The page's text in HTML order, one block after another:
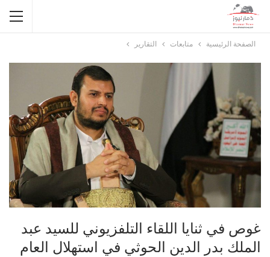
الصفحة الرئيسية متابعات التقارير
غوص في ثنايا اللقاء التلفزيوني للسيد عبد
الملك بدر الدين الحوثي في استهلال العام